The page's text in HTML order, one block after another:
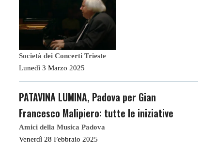
Società dei Concerti Trieste
Lunedì 3 Marzo 2025
PATAVINA LUMINA, Padova per Gian
Francesco Malipiero: tutte le iniziative
Amici della Musica Padova
Venerdì 28 Febbraio 2025